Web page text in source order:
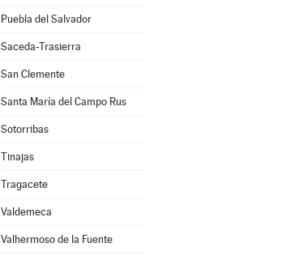
Puebla del Salvador
Saceda-Trasierra
San Clemente
Santa María del Campo Rus
Sotorribas
Tinajas
Tragacete
Valdemeca
Valhermoso de la Fuente